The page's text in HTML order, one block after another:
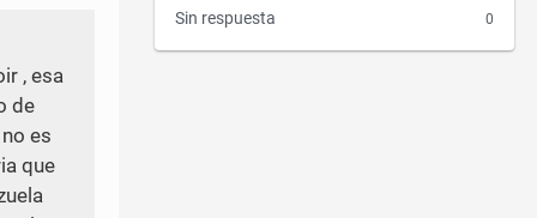
, esa
de
es
que
c
e
Sin respuesta 0